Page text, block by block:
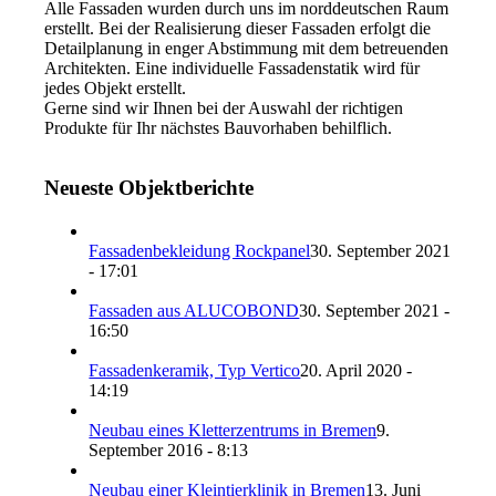
Alle Fassaden wurden durch uns im norddeutschen Raum
erstellt. Bei der Realisierung dieser Fassaden erfolgt die
Detailplanung in enger Abstimmung mit dem betreuenden
Architekten. Eine individuelle Fassadenstatik wird für
jedes Objekt erstellt.
Gerne sind wir Ihnen bei der Auswahl der richtigen
Produkte für Ihr nächstes Bauvorhaben behilflich.
Neueste Objektberichte
Fassadenbekleidung Rockpanel30. September 2021
- 17:01
Fassaden aus ALUCOBOND30. September 2021 -
16:50
Fassadenkeramik, Typ Vertico20. April 2020 -
14:19
Neubau eines Kletterzentrums in Bremen9.
September 2016 - 8:13
Neubau einer Kleintierklinik in Bremen13. Juni